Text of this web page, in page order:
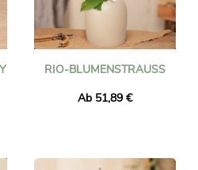
RIO-BLUMENSTRAUSS
Ab 51,89 €